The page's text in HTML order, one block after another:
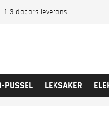
1-3 dagars leverans
PUSSEL LEKSAKER